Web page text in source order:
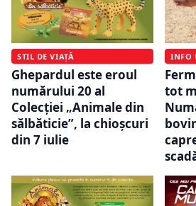
STIL DE VIAȚĂ
Ghepardul este eroul
numărului 20 al
Colecției „Animale din
sălbăticie”, la chioșcuri
din 7 iulie
INFO
tot